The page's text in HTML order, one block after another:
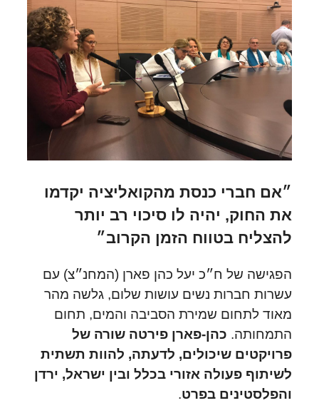
״אם חברי כנסת מהקואליציה יקדמו
את החוק, יהיה לו סיכוי רב יותר
להצליח בטווח הזמן הקרוב״
הפגישה של ח״כ יעל כהן פארן (המחנ״צ) עם
עשרות חברות נשים עושות שלום, גלשה מהר
מאוד לתחום שמירת הסביבה והמים, תחום
התמחותה. כהן-פארן פירטה שורה של
פרויקטים שיכולים, לדעתה, להוות תשתית
לשיתוף פעולה אזורי בכלל ובין ישראל, ירדן
והפלסטינים בפרט.